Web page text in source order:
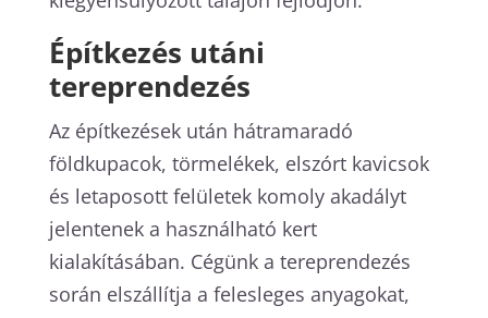
Építkezés utáni
tereprendezés
Az építkezések után hátramaradó
földkupacok, törmelékek, elszórt kavicsok
és letaposott felületek komoly akadályt
jelentenek a használható kert
kialakításában. Cégünk a tereprendezés
során elszállítja a felesleges anyagokat,